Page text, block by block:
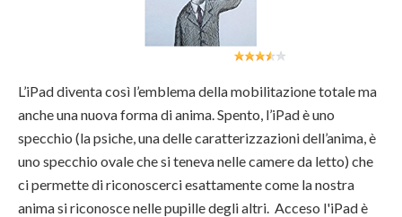
L’iPad diventa così l’emblema della mobilitazione totale ma
anche una nuova forma di anima. Spento, l’iPad è uno
specchio (la psiche, una delle caratterizzazioni dell’anima, è
uno specchio ovale che si teneva nelle camere da letto) che
ci permette di riconoscerci esattamente come la nostra
anima si riconosce nelle pupille degli altri. Acceso l'iPad è